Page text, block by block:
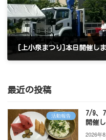
[上小泉まつり]本日開催し
最近の投稿
活動報告
7/9、
開催
2026年